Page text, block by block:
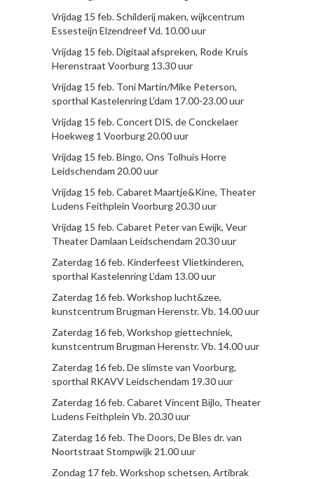
Vrijdag 15 feb. Schilderij maken, wijkcentrum
Essesteijn Elzendreef Vd. 10.00 uur
Vrijdag 15 feb. Digitaal afspreken, Rode Kruis
Herenstraat Voorburg 13.30 uur
Vrijdag 15 feb. Toni Martin/Mike Peterson,
sporthal Kastelenring L’dam 17.00-23.00 uur
Vrijdag 15 feb. Concert DIS, de Conckelaer
Hoekweg 1 Voorburg 20.00 uur
Vrijdag 15 feb. Bingo, Ons Tolhuis Horre
Leidschendam 20.00 uur
Vrijdag 15 feb. Cabaret Maartje&Kine, Theater
Ludens Feithplein Voorburg 20.30 uur
Vrijdag 15 feb. Cabaret Peter van Ewijk, Veur
Theater Damlaan Leidschendam 20.30 uur
Zaterdag 16 feb. Kinderfeest Vlietkinderen,
sporthal Kastelenring L’dam 13.00 uur
Zaterdag 16 feb. Workshop lucht&zee,
kunstcentrum Brugman Herenstr. Vb. 14.00 uur
Zaterdag 16 feb, Workshop giettechniek,
kunstcentrum Brugman Herenstr. Vb. 14.00 uur
Zaterdag 16 feb. De slimste van Voorburg,
sporthal RKAVV Leidschendam 19.30 uur
Zaterdag 16 feb. Cabaret Vincent Bijlo, Theater
Ludens Feithplein Vb. 20.30 uur
Zaterdag 16 feb. The Doors, De Bles dr. van
Noortstraat Stompwijk 21.00 uur
Zondag 17 feb. Workshop schetsen, Artibrak